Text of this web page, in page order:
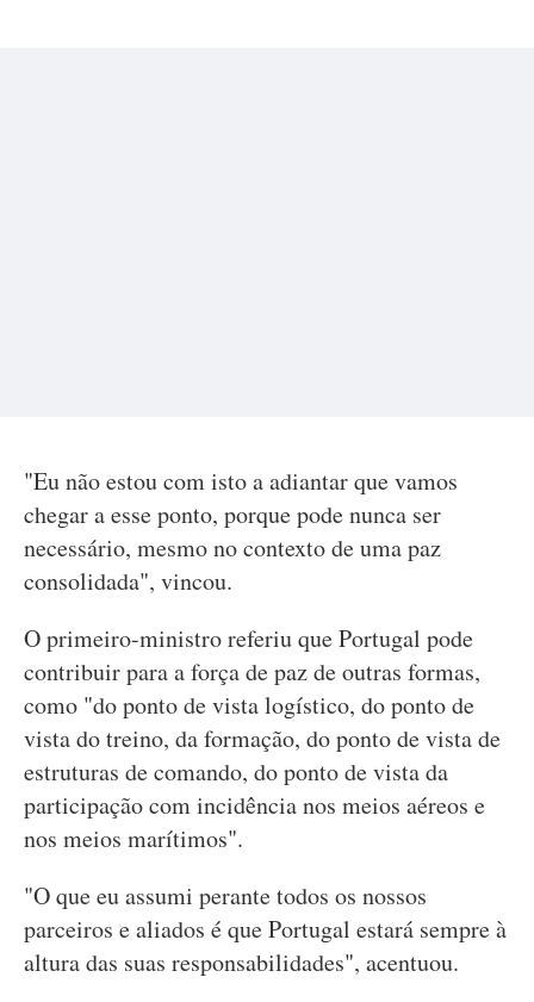
"Eu não estou com isto a adiantar que vamos
chegar a esse ponto, porque pode nunca ser
necessário, mesmo no contexto de uma paz
consolidada", vincou.
O primeiro-ministro referiu que Portugal pode
contribuir para a força de paz de outras formas,
como "do ponto de vista logístico, do ponto de
vista do treino, da formação, do ponto de vista de
estruturas de comando, do ponto de vista da
participação com incidência nos meios aéreos e
nos meios marítimos".
"O que eu assumi perante todos os nossos
parceiros e aliados é que Portugal estará sempre à
altura das suas responsabilidades", acentuou.